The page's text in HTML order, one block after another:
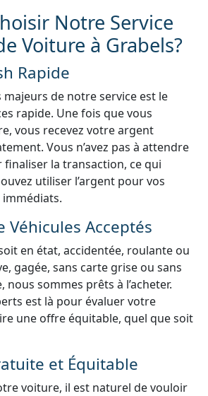
Notre Service
Voiture à Grabels?
Rapide
majeurs de notre service est le
rapide. Une fois que vous
vous recevez votre argent
Vous n’avez pas à attendre
finaliser la transaction, ce qui
utiliser l’argent pour vos
Véhicules Acceptés
en état, accidentée, roulante ou
gagée, sans carte grise ou sans
sommes prêts à l’acheter.
est là pour évaluer votre
une offre équitable, quel que soit
et Équitable
voiture, il est naturel de vouloir